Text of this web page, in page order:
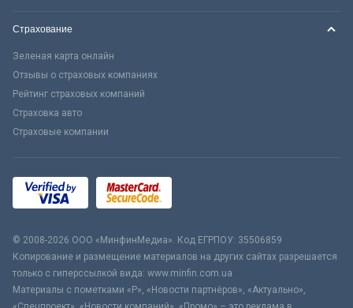
Страхование
Зеленая карта онлайн
Отзывы о страховых компаниях
Рейтинг страховых компаний
Страховка авто
Страховые компании
© 2008-2026 ООО «МинфинМедиа». Код ЕГРПОУ: 35506859
Копирование и размещение материалов на других сайтах разрешается
только с гиперссылкой вида: www.minfin.com.ua
Материалы с пометками «Р», «Новости партнёров», «Актуально»,